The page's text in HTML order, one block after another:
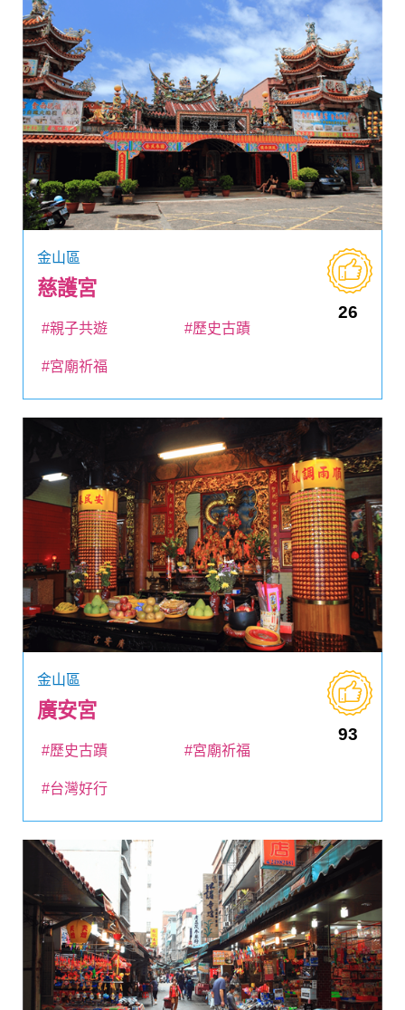
金山區
慈護宮
26
#親子共遊 #歷史古蹟
#宮廟祈福
金山區
廣安宮
93
#歷史古蹟 #宮廟祈福
#台灣好行